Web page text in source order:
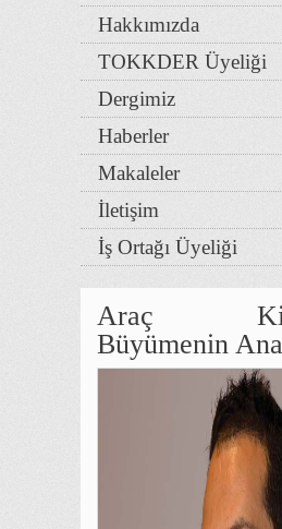
Hakkımızda
TOKKDER Üyeliği
Dergimiz
Haberler
Makaleler
İletişim
İş Ortağı Üyeliği
Araç
Büyümenin